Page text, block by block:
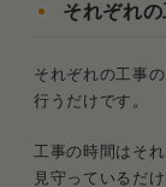
それぞれ
それぞれの工事
行うだけです。
工事の時間はそ
見守っているだ